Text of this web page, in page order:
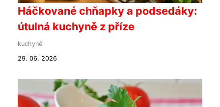
Háčkované chňapky a podsedáky:
útulná kuchyně z příze
kuchyně
29. 06. 2026